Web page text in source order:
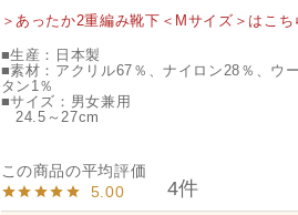
＞あったか2重編み靴下＜Mサイズ＞はこち
■生産：日本製
■素材：アクリル67％、ナイロン28％、ウ
タン1％
■サイズ：男女兼用
24.5～27cm
5.00 4